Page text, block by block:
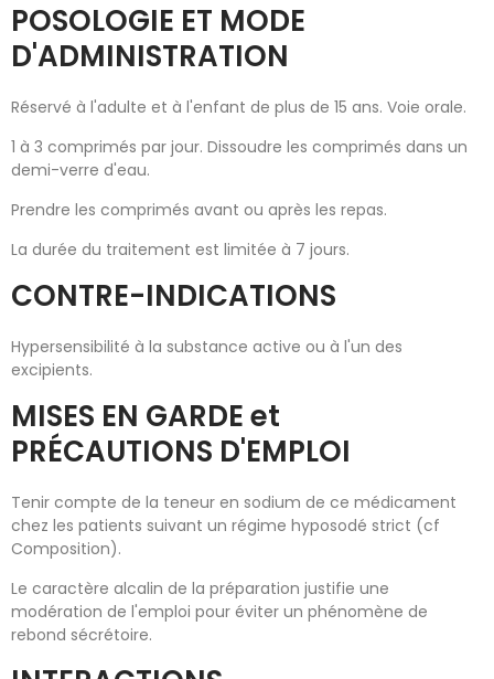
POSOLOGIE ET MODE
D'ADMINISTRATION
Réservé à l'adulte et à l'enfant de plus de 15 ans. Voie orale.
1 à 3 comprimés par jour. Dissoudre les comprimés dans un
demi-verre d'eau.
Prendre les comprimés avant ou après les repas.
La durée du traitement est limitée à 7 jours.
CONTRE-INDICATIONS
Hypersensibilité à la substance active ou à l'un des
excipients.
MISES EN GARDE et
PRÉCAUTIONS D'EMPLOI
Tenir compte de la teneur en sodium de ce médicament
chez les patients suivant un régime hyposodé strict (cf
Composition).
Le caractère alcalin de la préparation justifie une
modération de l'emploi pour éviter un phénomène de
rebond sécrétoire.